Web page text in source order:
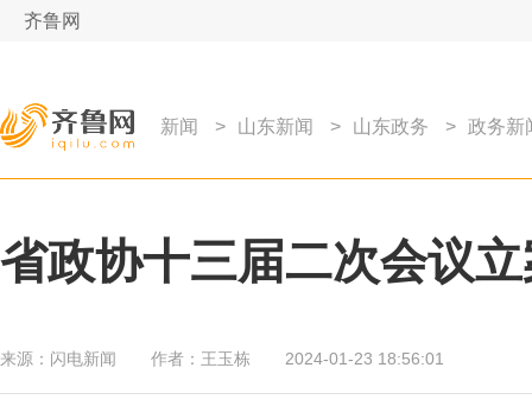
齐鲁网
新闻 > 山东新闻 > 山东政务 > 政务新
省政协十三届二次会议
来源： 闪电新闻 作者： 王玉栋 2024-01-23 18:56:01